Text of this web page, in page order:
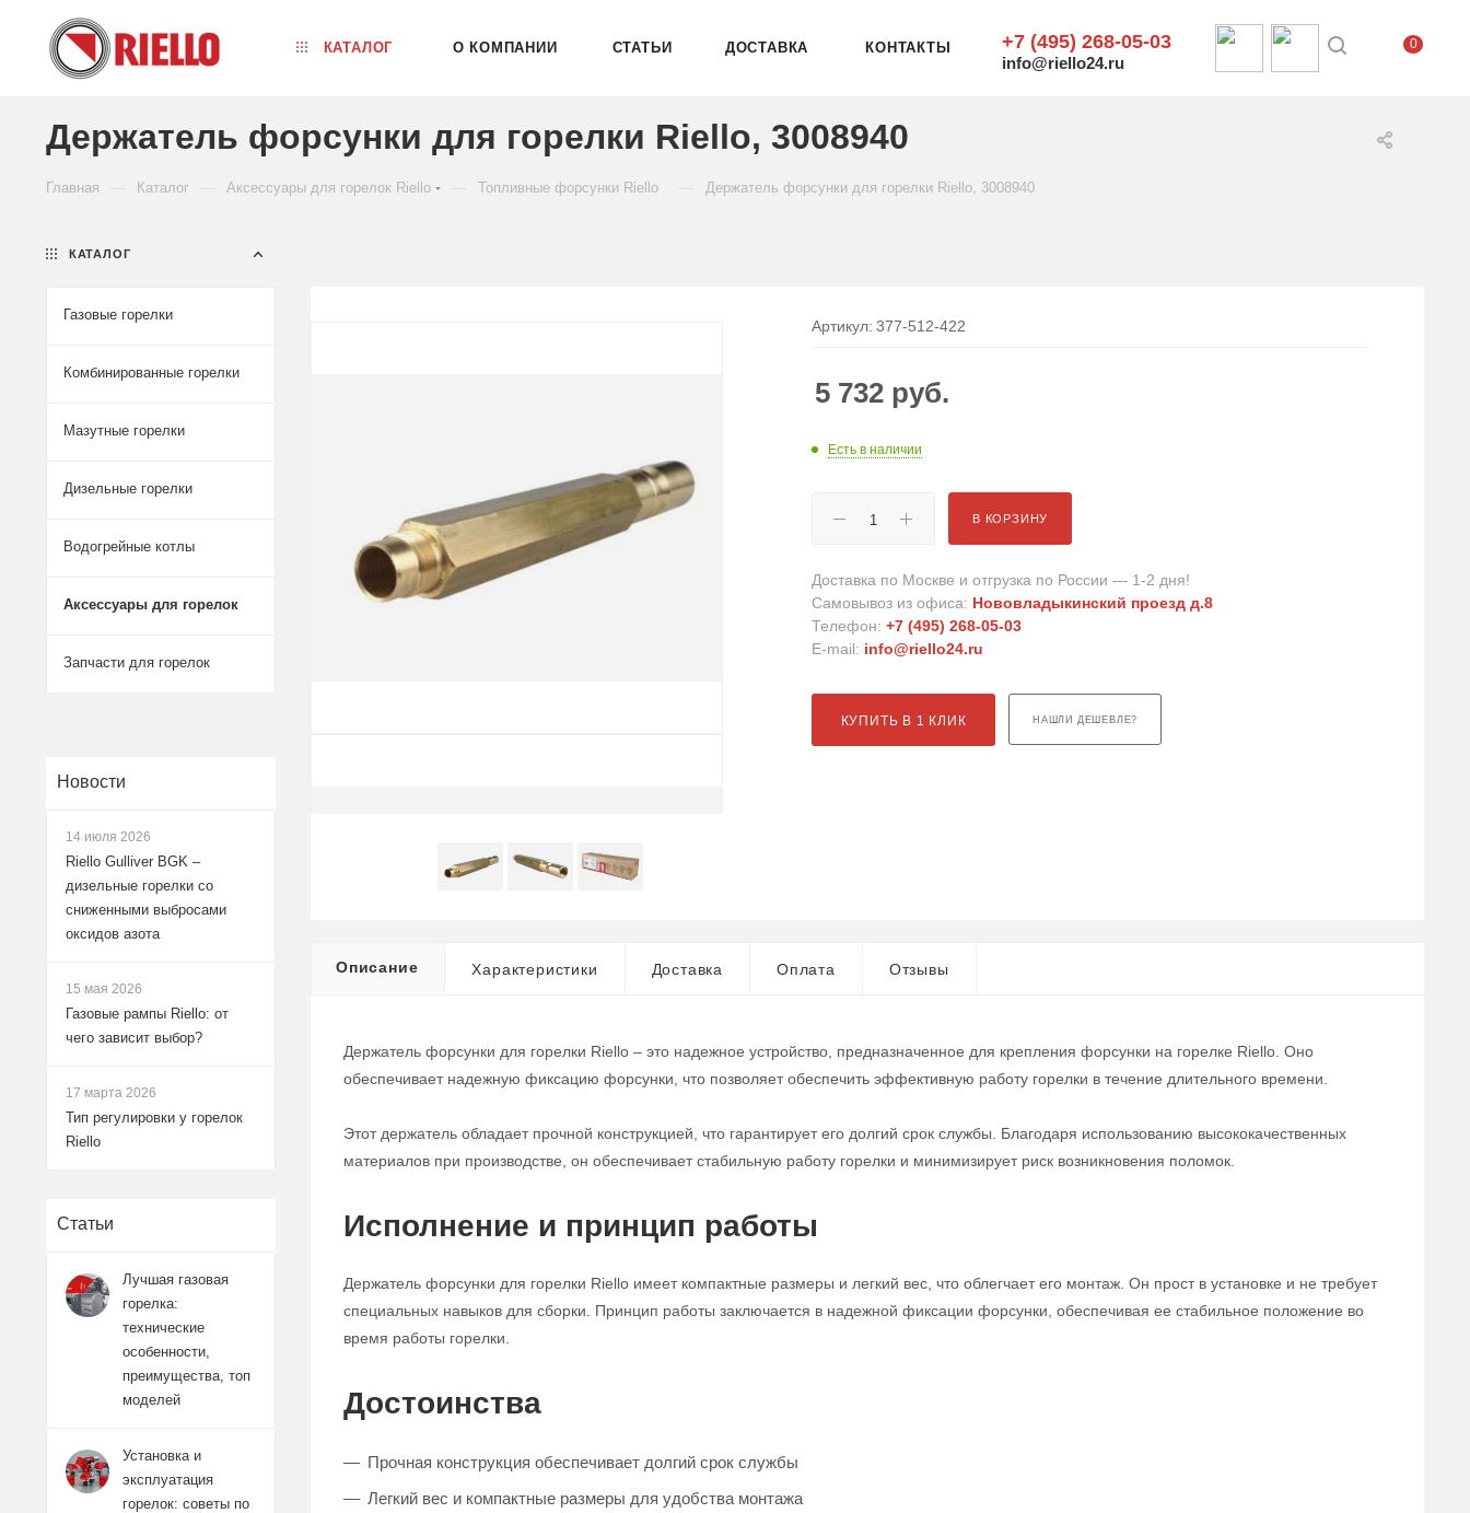
КАТАЛОГ О КОМПАНИИ СТАТЬИ ДОСТАВКА КОНТАКТЫ +7 (495) 268-05-03
info@riello24.ru
0
Держатель форсунки для горелки Riello, 3008940
Главная Каталог Аксессуары для горелок Riello Топливные форсунки Riello Держатель форсунки для горелки Riello, 3008940
Артикул: 377-512-422
5 732 руб.
Есть в наличии
В КОРЗИНУ
Доставка по Москве и отгрузка по России — 1-2 дня!
Самовывоз из офиса: Нововладыкинский проезд д.8
Телефон:+7 (495) 268-05-03
E-mail: info@riello24.ru
КУПИТЬ В 1 КЛИК НАШЛИ ДЕШЕВЛЕ?
Описание Характеристики Доставка Оплата Отзывы
Держатель форсунки для горелки Riello – это надежное устройство, предназначенное для крепления форсунки на горелке Riello. Оно
обеспечивает надежную фиксацию форсунки, что позволяет обеспечить эффективную работу горелки в течение длительного времени.
Этот держатель обладает прочной конструкцией, что гарантирует его долгий срок службы. Благодаря использованию высококачественных
материалов при производстве, он обеспечивает стабильную работу горелки и минимизирует риск возникновения поломок.
Исполнение и принцип работы
Держатель форсунки для горелки Riello имеет компактные размеры и легкий вес, что облегчает его монтаж. Он прост в установке и не требует
специальных навыков для сборки. Принцип работы заключается в надежной фиксации форсунки, обеспечивая ее стабильное положение во
время работы горелки.
Достоинства
Прочная конструкция обеспечивает долгий срок службы
Легкий вес и компактные размеры для удобства монтажа
КАТАЛОГ
Газовые горелки
Комбинированные горелки
Мазутные горелки
Дизельные горелки
Водогрейные котлы
Аксессуары для горелок
Запчасти для горелок
Новости
14 июля 2026
Riello Gulliver BGK –
дизельные горелки со
сниженными выбросами
оксидов азота
15 мая 2026
Газовые рампы Riello: от
чего зависит выбор?
17 марта 2026
Тип регулировки у горелок
Riello
Статьи
Лучшая газовая
горелка:
технические
особенности,
преимущества, топ
моделей
Установка и
эксплуатация
горелок: советы по